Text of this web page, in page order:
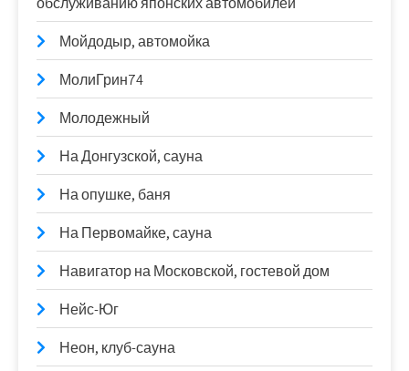
Мойдодыр, автомойка
МолиГрин74
Молодежный
На Донгузской, сауна
На опушке, баня
На Первомайке, сауна
Навигатор на Московской, гостевой дом
Нейс-Юг
Неон, клуб-сауна